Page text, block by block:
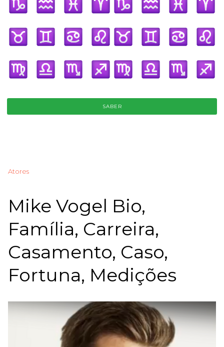
SABER
Atores
Mike Vogel Bio,
Família, Carreira,
Casamento, Caso,
Fortuna, Medições